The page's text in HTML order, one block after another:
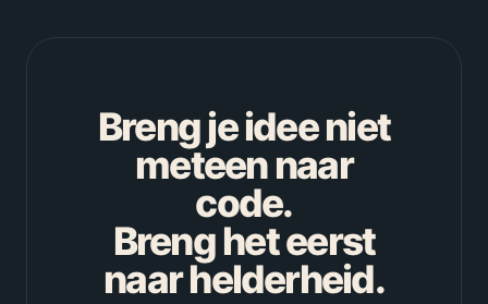
Breng je idee niet
meteen naar
code.
Breng het eerst
naar helderheid.